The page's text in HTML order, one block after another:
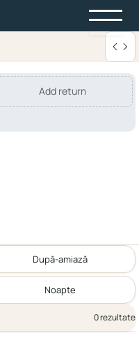
Add return
După-amiază
Noapte
0 rezultate